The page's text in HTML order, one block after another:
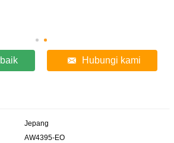
Hubungi kami
Jepang
AW4395-EO